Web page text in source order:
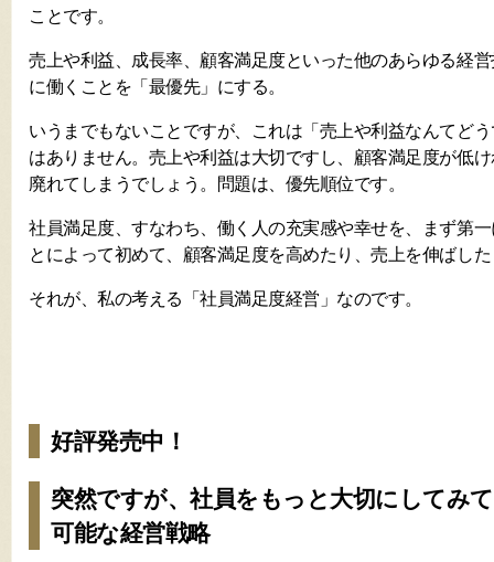
ことです。
売上や利益、成長率、顧客満足度といった他のあらゆる経
に働くことを「最優先」にする。
いうまでもないことですが、これは「売上や利益なんてど
はありません。売上や利益は大切ですし、顧客満足度が低
廃れてしまうでしょう。問題は、優先順位です。
社員満足度、すなわち、働く人の充実感や幸せを、まず第
とによって初めて、顧客満足度を高めたり、売上を伸ばし
それが、私の考える「社員満足度経営」なのです。
好評発売中！
突然ですが、社員をもっと大切にしてみ
可能な経営戦略